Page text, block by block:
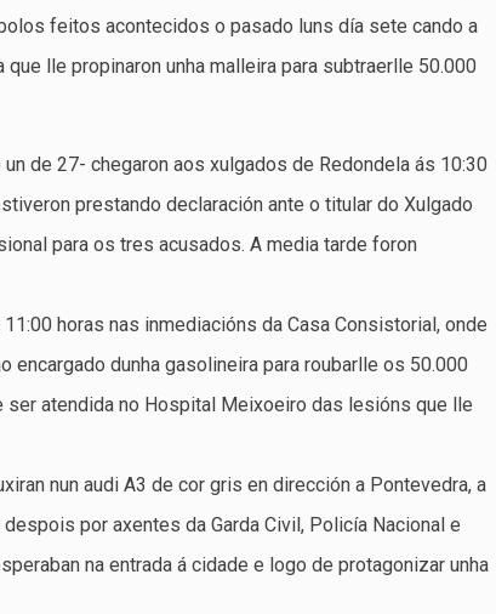
feitos acontecidos o pasado luns día sete cando a
que lle propinaron unha malleira para subtraerlle 50.000
de 27- chegaron aos xulgados de Redondela ás 10:30
prestando declaración ante o titular do Xulgado
para os tres acusados. A media tarde foron
horas nas inmediacións da Casa Consistorial, onde
encargado dunha gasolineira para roubarlle os 50.000
ser atendida no Hospital Meixoeiro das lesións que lle
nun audi A3 de cor gris en dirección a Pontevedra, a
por axentes da Garda Civil, Policía Nacional e
na entrada á cidade e logo de protagonizar unha